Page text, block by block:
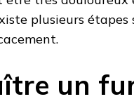
plusieurs
un